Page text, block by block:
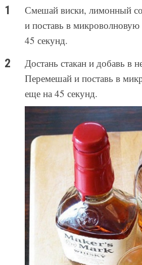
Смешай виски, лимонный
и поставь в
45 секунд.
Достань стакан и добавь в
Перемешай и поставь в
еще на 45 секунд.